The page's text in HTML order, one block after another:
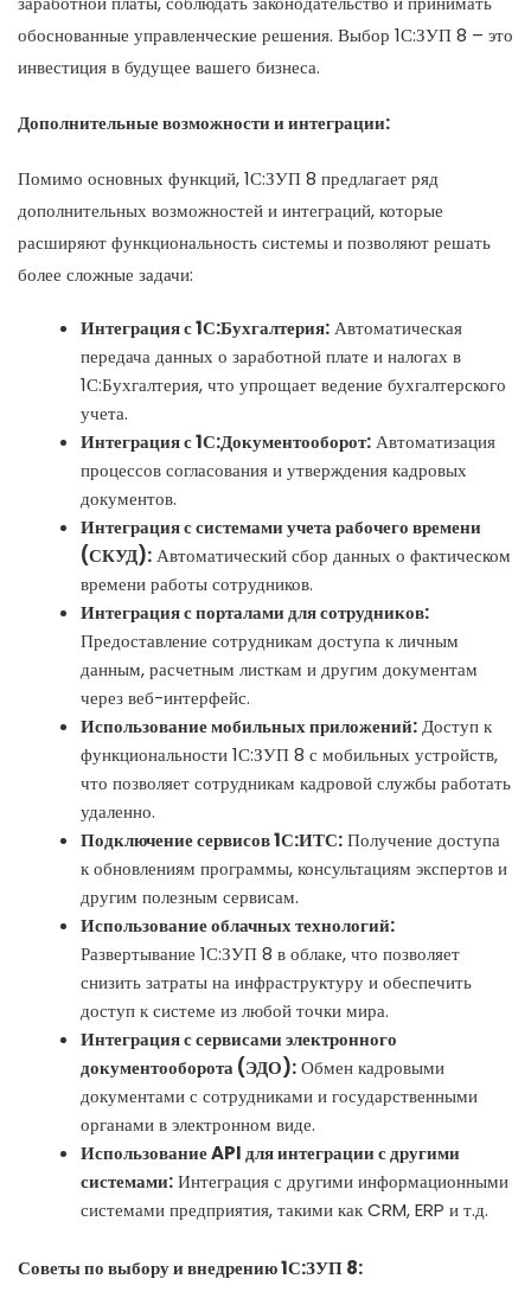
обоснованные управленческие решения. Выбор 1С:ЗУП 8 – это
инвестиция в будущее вашего бизнеса.
Дополнительные возможности и интеграции:
Помимо основных функций, 1С:ЗУП 8 предлагает ряд
дополнительных возможностей и интеграций, которые
расширяют функциональность системы и позволяют решать
более сложные задачи:
Интеграция с 1С:Бухгалтерия:Автоматическая
передача данных о заработной плате и налогах в
1С:Бухгалтерия, что упрощает ведение бухгалтерского
учета.
Интеграция с 1С:Документооборот:Автоматизация
процессов согласования и утверждения кадровых
документов.
Интеграция с системами учета рабочего времени
(СКУД):Автоматический сбор данных о фактическом
времени работы сотрудников.
Интеграция с порталами для сотрудников:
Предоставление сотрудникам доступа к личным
данным, расчетным листкам и другим документам
через веб-интерфейс.
Использование мобильных приложений:Доступ к
функциональности 1С:ЗУП 8 с мобильных устройств,
что позволяет сотрудникам кадровой службы работать
удаленно.
Подключение сервисов 1С:ИТС:Получение доступа
к обновлениям программы, консультациям экспертов и
другим полезным сервисам.
Использование облачных технологий:
Развертывание 1С:ЗУП 8 в облаке, что позволяет
снизить затраты на инфраструктуру и обеспечить
доступ к системе из любой точки мира.
Интеграция с сервисами электронного
документооборота (ЭДО):Обмен кадровыми
документами с сотрудниками и государственными
органами в электронном виде.
Использование API для интеграции с другими
системами:Интеграция с другими информационными
системами предприятия, такими как CRM, ERP и т.д.
Советы по выбору и внедрению 1С:ЗУП 8: